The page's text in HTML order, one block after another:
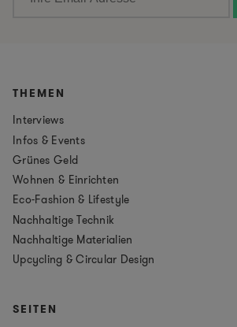
THEMEN
Interviews
Infos & Events
Grünes Geld
Wohnen & Einrichten
Eco-Fashion & Lifestyle
Nachhaltige Technik
Nachhaltige Materialien
Upcycling & Circular Design
SEITEN